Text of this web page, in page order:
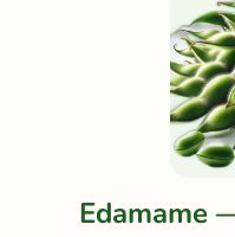
Edamame